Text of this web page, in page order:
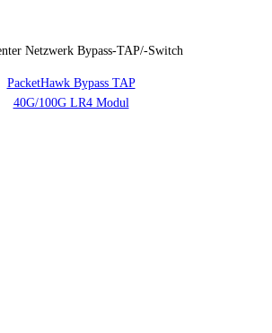
Netzwerk Bypass-TAP/-Switch
PacketHawk Bypass TAP
40G/100G LR4 Modul